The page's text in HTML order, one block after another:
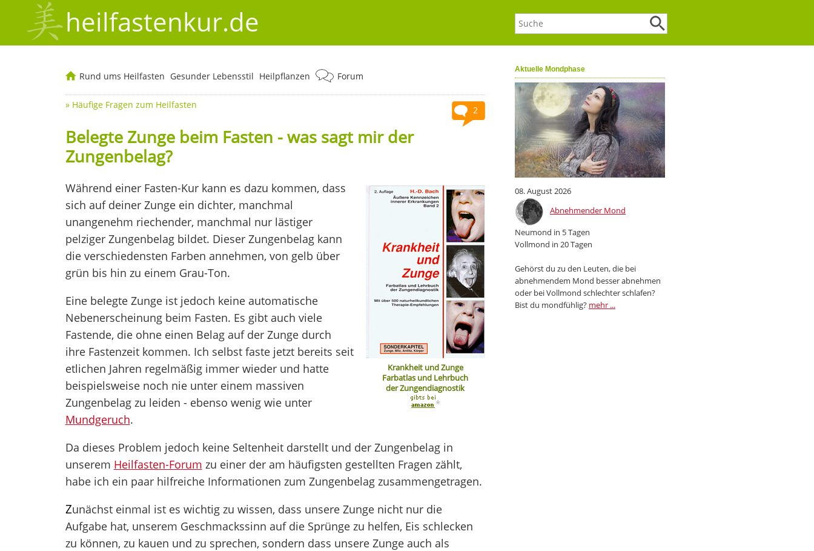
heilfastenkur.de
Aktuelle Mondphase
08. August 2026
Abnehmender Mond
Neumond in 5 Tagen
Vollmond in 20 Tagen
Gehörst du zu den Leuten, die bei
abnehmendem Mond besser abnehmen
oder bei Vollmond schlechter schlafen?
Bist du mondfühlig? mehr ...
Rund ums Heilfasten Gesunder Lebensstil Heilpflanzen Forum
2
» Häufige Fragen zum Heilfasten
Belegte Zunge beim Fasten - was sagt mir der
Zungenbelag?
Krankheit und Zunge
Farbatlas und Lehrbuch
der Zungendiagnostik
*
Während einer Fasten-Kur kann es dazu kommen, dass
sich auf deiner Zunge ein dichter, manchmal
unangenehm riechender, manchmal nur lästiger
pelziger Zungenbelag bildet. Dieser Zungenbelag kann
die verschiedensten Farben annehmen, von gelb über
grün bis hin zu einem Grau-Ton.
Eine belegte Zunge ist jedoch keine automatische
Nebenerscheinung beim Fasten. Es gibt auch viele
Fastende, die ohne einen Belag auf der Zunge durch
ihre Fastenzeit kommen. Ich selbst faste jetzt bereits seit
etlichen Jahren regelmäßig immer wieder und hatte
beispielsweise noch nie unter einem massiven
Zungenbelag zu leiden - ebenso wenig wie unter
Mundgeruch.
Da dieses Problem jedoch keine Seltenheit darstellt und der Zungenbelag in
unserem Heilfasten-Forum zu einer der am häufigsten gestellten Fragen zählt,
habe ich ein paar hilfreiche Informationen zum Zungenbelag zusammengetragen.
Zunächst einmal ist es wichtig zu wissen, dass unsere Zunge nicht nur die
Aufgabe hat, unserem Geschmackssinn auf die Sprünge zu helfen, Eis schlecken
zu können, zu kauen und zu sprechen, sondern dass unsere Zunge auch als